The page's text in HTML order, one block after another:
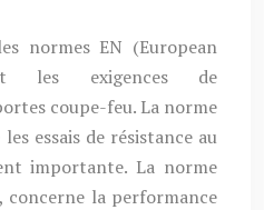
normes EN (European
les exigences de
coupe-feu. La norme
essais de résistance au
importante. La norme
concerne la performance